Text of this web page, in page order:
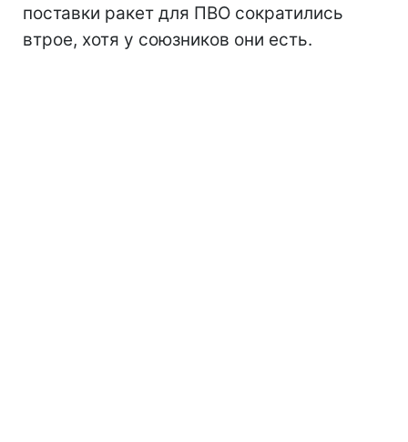
поставки ракет для ПВО сократились
втрое, хотя у союзников они есть.